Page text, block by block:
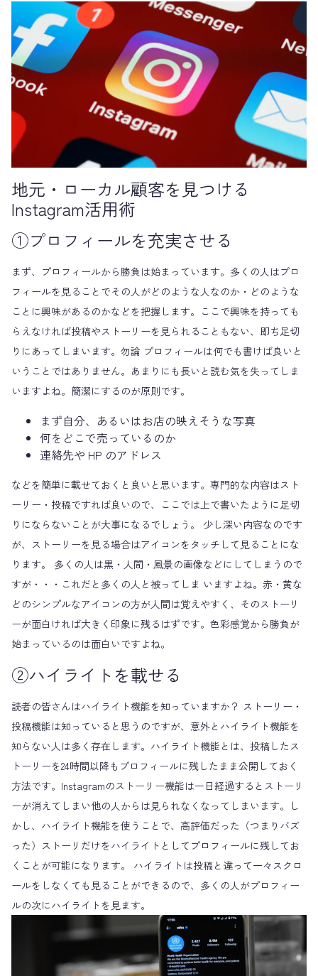
地元・ローカル顧客を見つける
Instagram活用術
①プロフィールを充実させる
まず、プロフィールから勝負は始まっています。多くの人はプロ
フィールを見ることでその人がどのような人なのか・どのような
ことに興味があるのかなどを把握します。ここで興味を持っても
らえなければ投稿やストーリーを見られることもない、即ち足切
りにあってしまいます。勿論 プロフィールは何でも書けば良いと
いうことではありません。あまりにも長いと読む気を失ってしま
いますよね。簡潔にするのが原則です。
まず自分、あるいはお店の映えそうな写真
何をどこで売っているのか
連絡先や HP のアドレス
などを簡単に載せておくと良いと思います。専門的な内容はスト
ーリー・投稿ですれば良いので、ここでは上で書いたように足切
りにならないことが大事になるでしょう。 少し深い内容なのです
が、ストーリーを見る場合はアイコンをタッチして見ることにな
ります。 多くの人は黒・人間・風景の画像などにしてしまうので
すが・・・これだと多くの人と被ってしま いますよね。赤・黄な
どのシンプルなアイコンの方が人間は覚えやすく、そのストーリ
ーが面白ければ大きく印象に残るはずです。色彩感覚から勝負が
始まっているのは面白いですよね。
②ハイライトを載せる
読者の皆さんはハイライト機能を知っていますか？ ストーリー・
投稿機能は知っていると思うのですが、意外とハイライト機能を
知らない人は多く存在します。ハイライト機能とは、投稿したス
トーリーを24時間以降もプロフィールに残したまま公開しておく
方法です。Instagramのストーリー機能は一日経過するとストーリ
ーが消えてしまい他の人からは見られなくなってしまいます。し
かし、ハイライト機能を使うことで、高評価だった（つまりバズ
った）ストーリだけをハイライトとしてプロフィールに残してお
くことが可能になります。 ハイライトは投稿と違って一々スクロ
ールをしなくても見ることができるので、多くの人がプロフィー
ルの次にハイライトを見ます。